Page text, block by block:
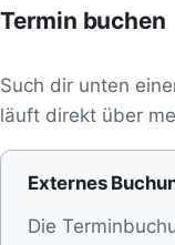
Termin buchen
Such dir unten
läuft direkt über
Externes
Die